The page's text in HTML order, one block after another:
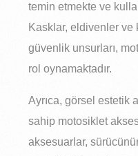
temin etmekte ve
Kasklar, eldivenler ve
güvenlik unsurları,
rol oynamaktadır.
Ayrıca, görsel estetik
sahip motosiklet
aksesuarlar,